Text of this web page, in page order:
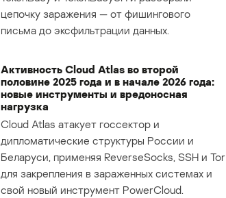
цепочку заражения — от фишингового
письма до эксфильтрации данных.
Активность Cloud Atlas во второй
половине 2025 года и в начале 2026 года:
новые инструменты и вредоносная
нагрузка
Cloud Atlas атакует госсектор и
дипломатические структуры России и
Беларуси, применяя ReverseSocks, SSH и Tor
для закрепления в зараженных системах и
свой новый инструмент PowerCloud.